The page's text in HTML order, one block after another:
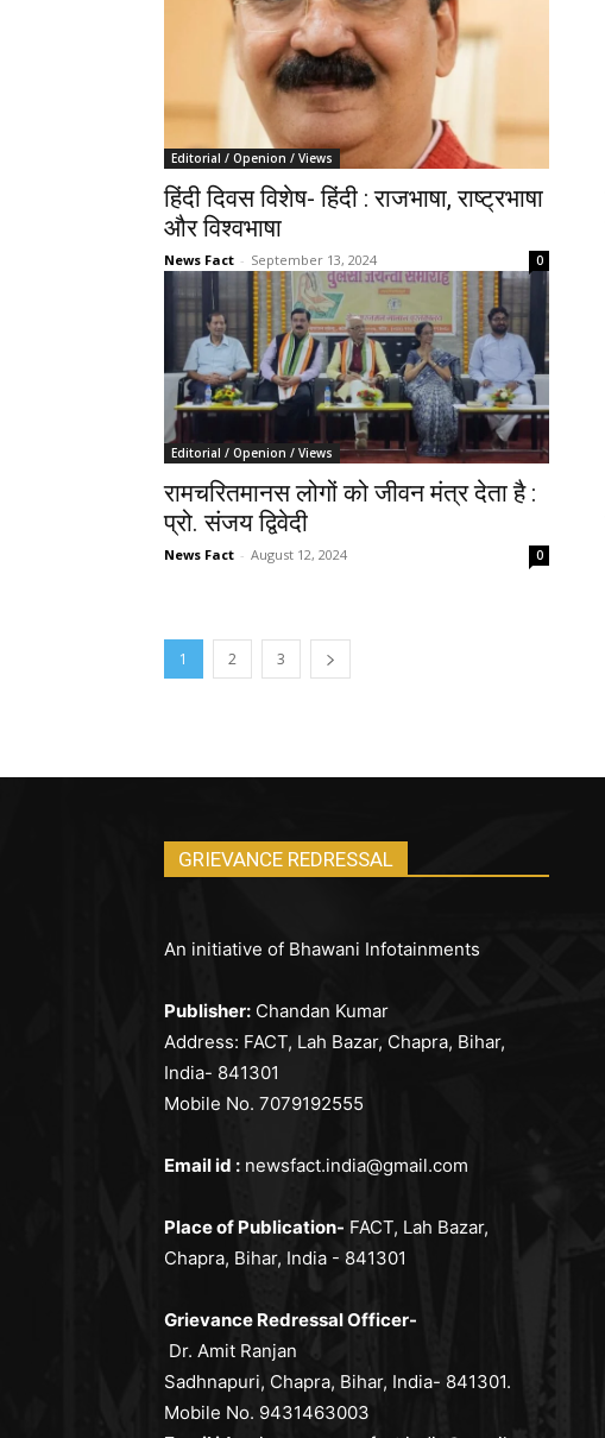
Editorial / Openion / Views
हिंदी दिवस विशेष- हिंदी : राजभाषा, राष्ट्रभाषा
और विश्वभाषा
News Fact - September 13, 2024 0
Editorial / Openion / Views
रामचरितमानस लोगों को जीवन मंत्र देता है :
प्रो. संजय द्विवेदी
News Fact - August 12, 2024 0
1 2 3
GRIEVANCE REDRESSAL
An initiative of Bhawani Infotainments
Publisher: Chandan Kumar
Address: FACT, Lah Bazar, Chapra, Bihar,
India- 841301
Mobile No. 7079192555
Email id : newsfact.india@gmail.com
Place of Publication- FACT, Lah Bazar,
Chapra, Bihar, India - 841301
Grievance Redressal Officer-
Dr. Amit Ranjan
Sadhnapuri, Chapra, Bihar, India- 841301.
Mobile No. 9431463003